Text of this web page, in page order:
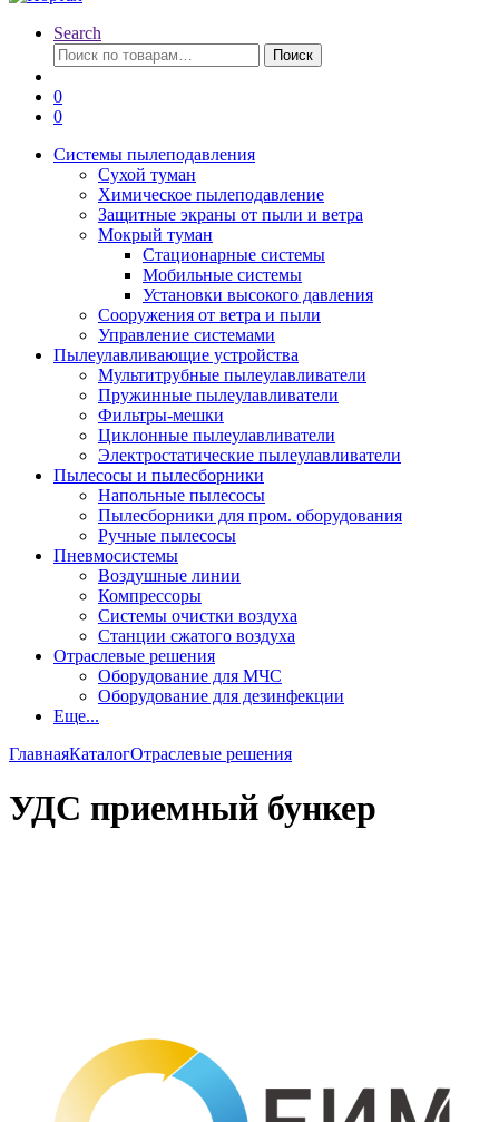
Search
Искать:
Поиск
0
0
Системы пылеподавления
Сухой туман
Химическое пылеподавление
Защитные экраны от пыли и ветра
Мокрый туман
Стационарные системы
Мобильные системы
Установки высокого давления
Сооружения от ветра и пыли
Управление системами
Пылеулавливающие устройства
Мультитрубные пылеулавливатели
Пружинные пылеулавливатели
Фильтры-мешки
Циклонные пылеулавливатели
Электростатические пылеулавливатели
Пылесосы и пылесборники
Напольные пылесосы
Пылесборники для пром. оборудования
Ручные пылесосы
Пневмосистемы
Воздушные линии
Компрессоры
Системы очистки воздуха
Станции сжатого воздуха
Отраслевые решения
Оборудование для МЧС
Оборудование для дезинфекции
Еще...
ГлавнаяКаталогОтраслевые решения
УДС приемный бункер